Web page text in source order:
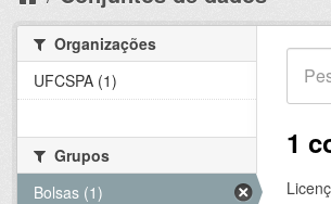
1
Organizações
UFCSPA (1)
Grupos
Bolsas (1)